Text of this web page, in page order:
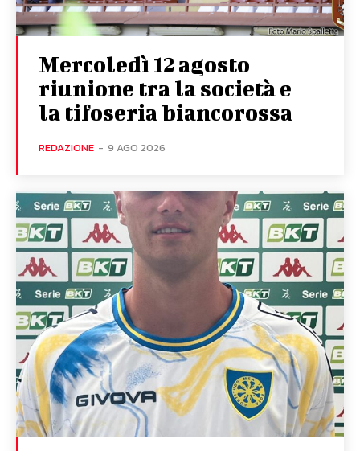
Mercoledì 12 agosto
riunione tra la società e
la tifoseria biancorossa
REDAZIONE - 9 AGO 2026